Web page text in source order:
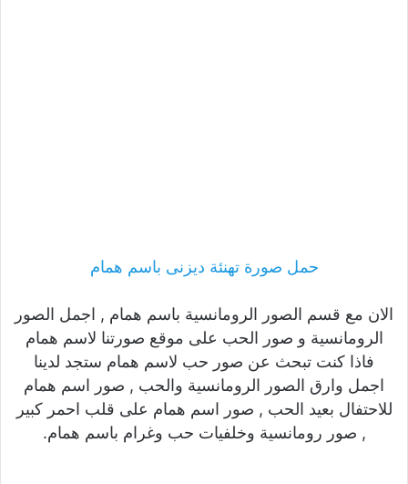
حمل صورة تهنئة ديزنى باسم همام
الان مع قسم الصور الرومانسية باسم همام , اجمل الصور
الرومانسية و صور الحب على موقع صورتنا لاسم همام
فاذا كنت تبحث عن صور حب لاسم همام ستجد لدينا
اجمل وارق الصور الرومانسية والحب , صور اسم همام
للاحتفال بعيد الحب , صور اسم همام على قلب احمر كبير
, صور رومانسية وخلفيات حب وغرام باسم همام.